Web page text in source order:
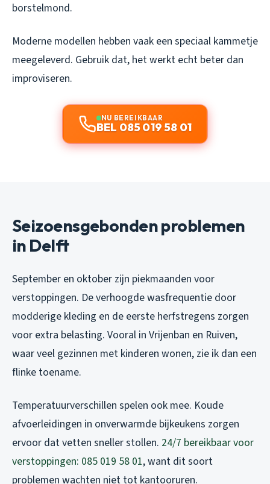
borstelmond.
Moderne modellen hebben vaak een speciaal kammetje
meegeleverd. Gebruik dat, het werkt echt beter dan
improviseren.
NU BEREIKBAAR
BEL 085 019 58 01
Seizoensgebonden problemen
in Delft
September en oktober zijn piekmaanden voor
verstoppingen. De verhoogde wasfrequentie door
modderige kleding en de eerste herfstregens zorgen
voor extra belasting. Vooral in Vrijenban en Ruiven,
waar veel gezinnen met kinderen wonen, zie ik dan een
flinke toename.
Temperatuurverschillen spelen ook mee. Koude
afvoerleidingen in onverwarmde bijkeukens zorgen
ervoor dat vetten sneller stollen. 24/7 bereikbaar voor
verstoppingen: 085 019 58 01, want dit soort
problemen wachten niet tot kantooruren.